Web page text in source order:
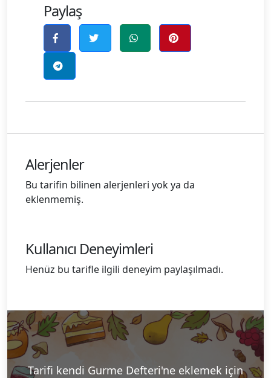
Paylaş
Alerjenler
Bu tarifin bilinen alerjenleri yok ya da
eklenmemiş.
Kullanıcı Deneyimleri
Henüz bu tarifle ilgili deneyim paylaşılmadı.
Tarifi kendi Gurme Defteri'ne eklemek için